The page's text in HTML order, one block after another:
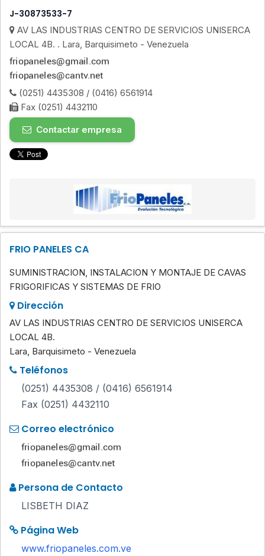
J-30873533-7
AV LAS INDUSTRIAS CENTRO DE SERVICIOS UNISERCA
LOCAL 4B. . Lara, Barquisimeto - Venezuela
(0251) 4435308 / (0416) 6561914
Fax (0251) 4432110
Contactar empresa
FRIO PANELES CA
SUMINISTRACION, INSTALACION Y MONTAJE DE CAVAS
FRIGORIFICAS Y SISTEMAS DE FRIO
Dirección
AV LAS INDUSTRIAS CENTRO DE SERVICIOS UNISERCA
LOCAL 4B.
Lara, Barquisimeto - Venezuela
Teléfonos
(0251) 4435308 / (0416) 6561914
Fax (0251) 4432110
Correo electrónico
Persona de Contacto
LISBETH DIAZ
Página Web
www.friopaneles.com.ve